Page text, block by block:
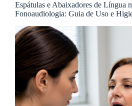
Espátulas e Abaixadores de Língua
Fonoaudiologia: Guia de Uso e